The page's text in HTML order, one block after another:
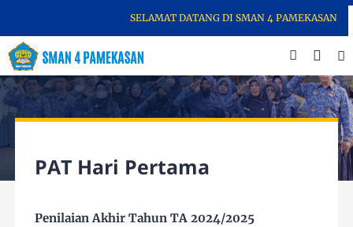
SELAMAT DATANG DI SMAN 4 PAMEKASAN -
PAT Hari Pertama
Penilaian Akhir Tahun TA 2024/2025